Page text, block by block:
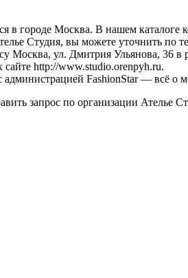
в городе Москва. В нашем каталоге
Студия, вы можете уточнить по
Москва, ул. Дмитрия Ульянова, 36 в
http://www.studio.orenpyh.ru.
FashionStar — всё о
запрос по организации Ателье